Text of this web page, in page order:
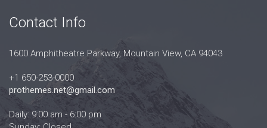
Contact Info
1600 Amphitheatre Parkway, Mountain View, CA 94043
+1 650-253-0000
prothemes.net@gmail.com
Daily: 9:00 am - 6:00 pm